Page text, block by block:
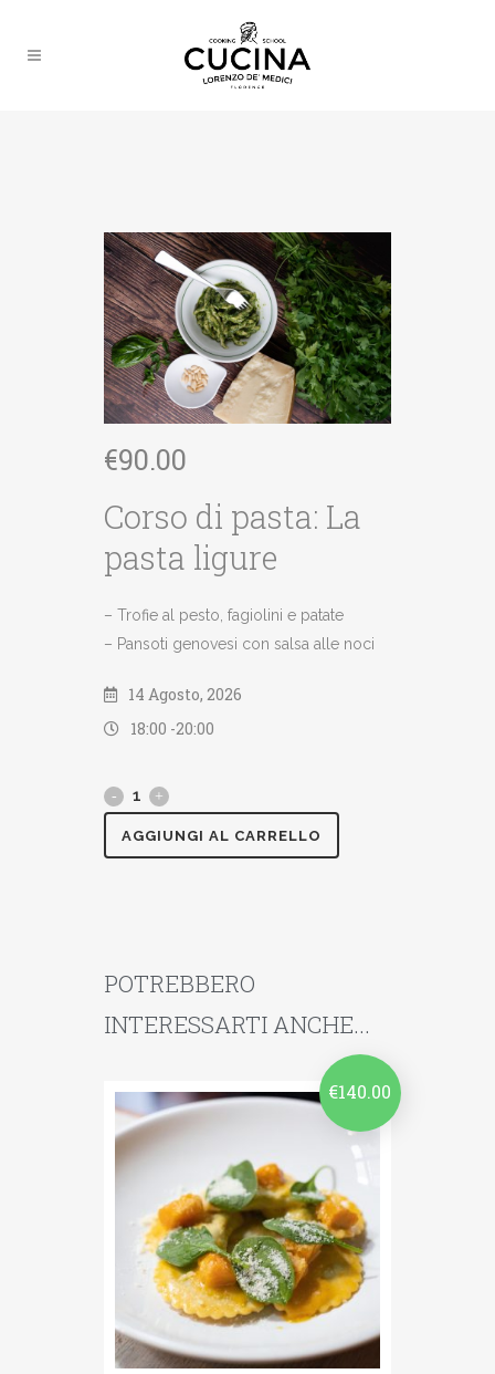
€90.00
Corso di pasta: La
pasta ligure
– Trofie al pesto, fagiolini e patate
– Pansoti genovesi con salsa alle noci
14 Agosto, 2026
18:00 -20:00
AGGIUNGI AL CARRELLO
POTREBBERO
INTERESSARTI ANCHE...
€140.00